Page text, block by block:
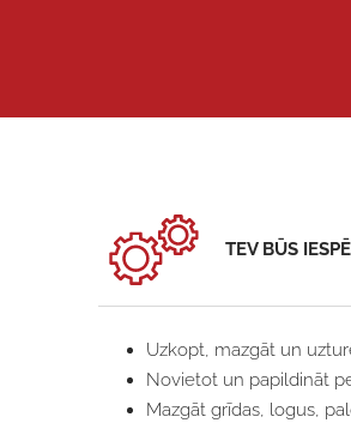
TEV BŪS
Uzkopt, mazgāt un
Novietot un papildināt
Mazgāt grīdas, logus,